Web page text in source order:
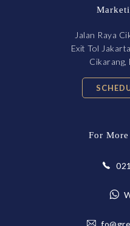
Jalan Raya
Exit Tol
Cikarang,
For